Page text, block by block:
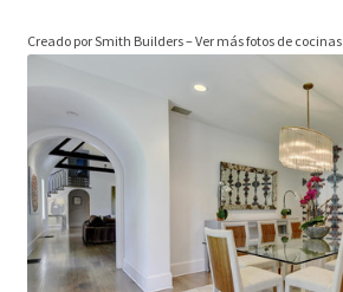
Creado por Smith Builders–Ver más fotos de cocinas